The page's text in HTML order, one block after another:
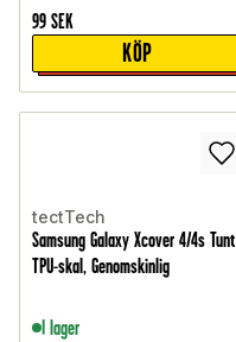
99 SEK
KÖP
tectTech
Samsung Galaxy Xcover 4/4s Tunt
TPU-skal, Genomskinlig
I lager